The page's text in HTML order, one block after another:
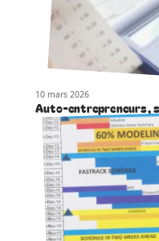
10 mars 2026
Auto-entrepreneurs,